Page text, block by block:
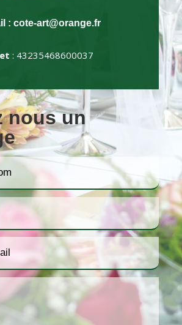
: cote-art@orange.fr
: 43235468600037
nous un